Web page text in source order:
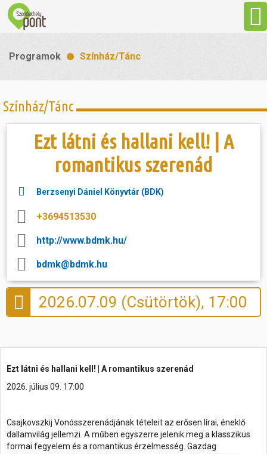
Látnivalók
Gasztronómia
Szállás
Sport
Szabadidő
Hasznos
Programok Színház/Tánc
Színház/Tánc
Ezt látni és hallani kell! | A
romantikus szerenád
Berzsenyi Dániel Könyvtár (BDK)
+3694513530
http://www.bdmk.hu/
bdmk@bdmk.hu
2026.07.09 (Csütörtök), 17:00
Ezt látni és hallani kell! | A romantikus szerenád
2026. július 09. 17:00
Csajkovszkij Vonósszerenádjának tételeit az erősen lírai, éneklő
dallamvilág jellemzi. A műben egyszerre jelenik meg a klasszikus
formai fegyelem és a romantikus érzelmesség. Gazdag